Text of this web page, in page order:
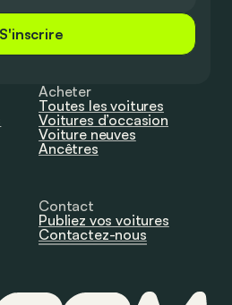
S'inscrire
Acheter
Toutes les voitures
Voitures d’occasion
Voiture neuves
Ancêtres
Contact
Publiez vos voitures
Contactez-nous